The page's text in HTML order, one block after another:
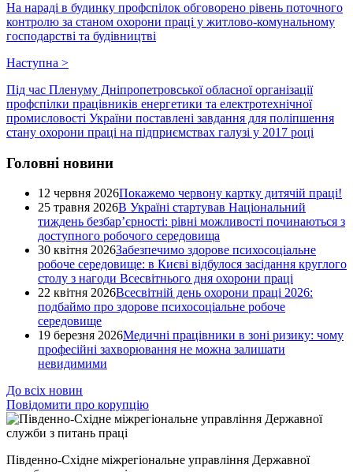
На нараді в будинку профспілок обговорено рівень поточного
контролю за станом охорони праці у житлово-комунальному
господарстві та будівництві
Наступна >
Під час Пленуму Дніпропетровської обласної організації
профспілки працівників енергетики та електротехнічної
промисловості України поставлені завдання для поліпшення
стану охорони праці на підприємствах галузі у 2017 році
Головні новини
12 червня 2026Покажемо червону картку дитячій праці!
25 травня 2026В Україні стартував Національний
тиждень безбар’єрності: рівні можливості починаються з
доступного робочого середовища
30 квітня 2026Забезпечимо здорове психосоціальне
робоче середовище: в Києві відбулося засідання круглого
столу з нагоди Всесвітнього дня охорони праці
22 квітня 2026Всесвітній день охорони праці 2026:
подбаймо про здорове психосоціальне робоче
середовище
19 березня 2026Медичні працівники в зоні ризику: чому
професійні захворювання не можна залишати
невидимими
До всіх новин
Повідомити про корупцію
Південно-Східне міжрегіональне управління Державної